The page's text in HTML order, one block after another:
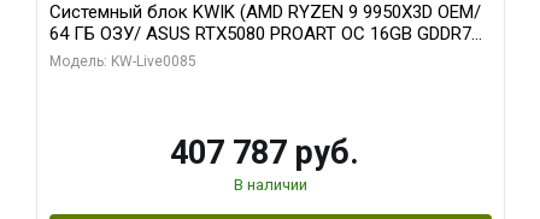
Системный блок KWIK (AMD RYZEN 9 9950X3D OEM/
64 ГБ ОЗУ/ ASUS RTX5080 PROART OC 16GB GDDR7
256bit Type-C DP 2/ 1 ТБ SSD)
Модель: KW-Live0085
407 787 руб.
В наличии